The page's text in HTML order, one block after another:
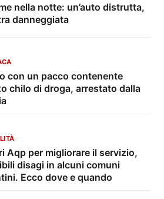
nella notte: un’auto distrutta,
danneggiata
con un pacco contenente
chilo di droga, arrestato dalla
Aqp per migliorare il servizio,
disagi in alcuni comuni
Ecco dove e quando